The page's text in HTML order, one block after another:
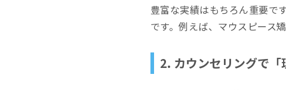
豊富な実績はもちろん重要で
です。例えば、マウスピース
2. カウンセリングで